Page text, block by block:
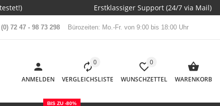
Erstklassiger Support (24/7 via Mail)
72 47 - 98 73 298 Bürozeiten: Mo.-Fr. von 9:00 bis 18:00 Uhr
ANMELDEN
0
VERGLEICHSLISTE
0
WUNSCHZETTEL WARENKORB
BIS ZU -80%